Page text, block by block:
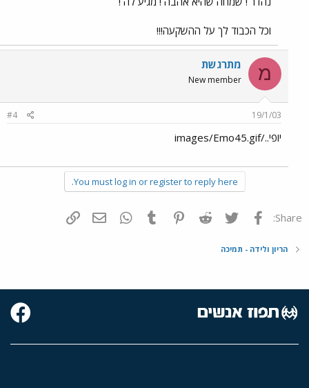
וכל הכבוד לך על ההשקעה!!!
מ מתרגשת
New member
19/1/03
#4
יופי../images/Emo45.gif
You must log in or register to reply here.
Share: פייסבוק Twitter
Reddit
Pinterest
Tumblr
WhatsAppדואר אלקטרוני
הריון ולידה - תמיכה